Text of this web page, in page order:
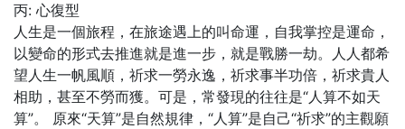
丙: 心復型
人生是一個旅程，在旅途遇上的叫命運，自我掌控是運命，
以變命的形式去推進就是進一步，就是戰勝一劫。人人都希
望人生一帆風順，祈求一勞永逸，祈求事半功倍，祈求貴人
相助，甚至不勞而獲。可是，常發現的往往是“人算不如天
算”。 原來“天算”是自然規律，“人算”是自己“祈求”的主觀願